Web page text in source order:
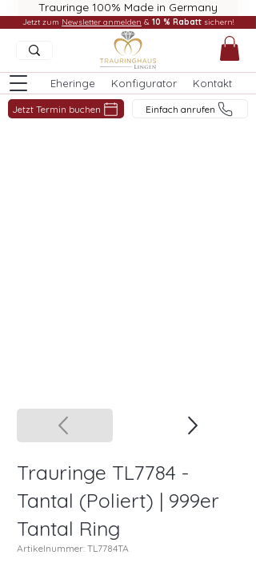
Trauringe 100% Made in Germany
Eheringe Konfigurator Kontakt
Jetzt Termin buchen Einfach anrufen
Jetzt zum Newsletter anmelden & 10 % Rabatt sichern!
Trauringe TL7784 -
Tantal (Poliert) | 999er
Tantal Ring
Artikelnummer: TL7784TA